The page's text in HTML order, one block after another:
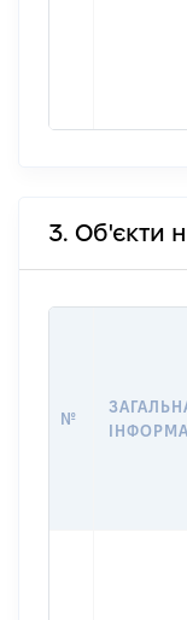
3. Об'єкти
№